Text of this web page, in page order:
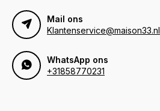
Mail ons
Klantenservice@maison33.nl
WhatsApp ons
+31858770231